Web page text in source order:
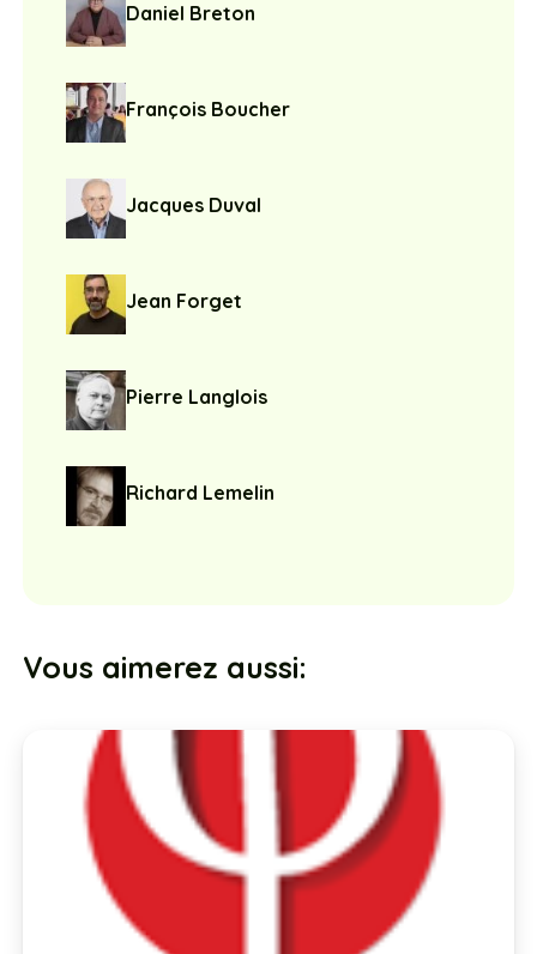
Daniel Breton
François Boucher
Jacques Duval
Jean Forget
Pierre Langlois
Richard Lemelin
Vous aimerez aussi: